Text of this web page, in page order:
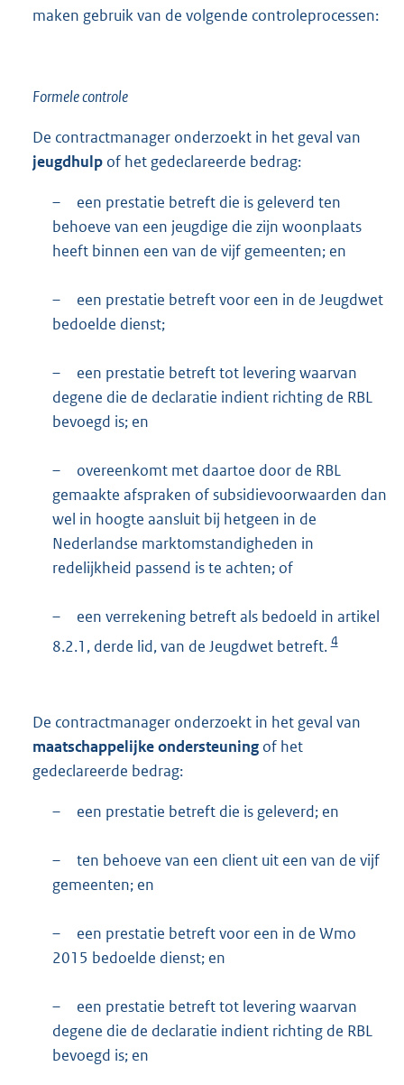
maken gebruik van de volgende controleprocessen:
Formele controle
De contractmanager onderzoekt in het geval van
jeugdhulp of het gedeclareerde bedrag:
–
een prestatie betreft die is geleverd ten
behoeve van een jeugdige die zijn woonplaats
heeft binnen een van de vijf gemeenten; en
–
een prestatie betreft voor een in de Jeugdwet
bedoelde dienst;
–
een prestatie betreft tot levering waarvan
degene die de declaratie indient richting de RBL
bevoegd is; en
–
overeenkomt met daartoe door de RBL
gemaakte afspraken of subsidievoorwaarden dan
wel in hoogte aansluit bij hetgeen in de
Nederlandse marktomstandigheden in
redelijkheid passend is te achten; of
–
een verrekening betreft als bedoeld in artikel
8.2.1, derde lid, van de Jeugdwet betreft.4
De contractmanager onderzoekt in het geval van
maatschappelijke ondersteuning of het
gedeclareerde bedrag:
– een prestatie betreft die is geleverd; en
–
ten behoeve van een client uit een van de vijf
gemeenten; en
–
een prestatie betreft voor een in de Wmo
2015 bedoelde dienst; en
–
een prestatie betreft tot levering waarvan
degene die de declaratie indient richting de RBL
bevoegd is; en